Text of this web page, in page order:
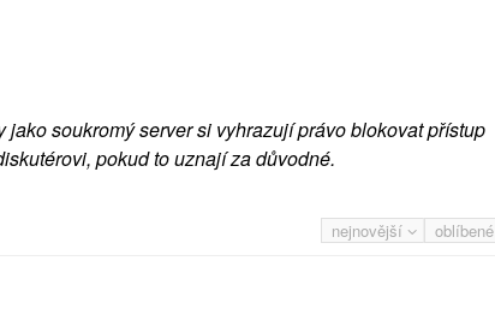
jako soukromý server si vyhrazují právo blokovat přístup
pokud to uznají za důvodné.
nejnovější oblíbené